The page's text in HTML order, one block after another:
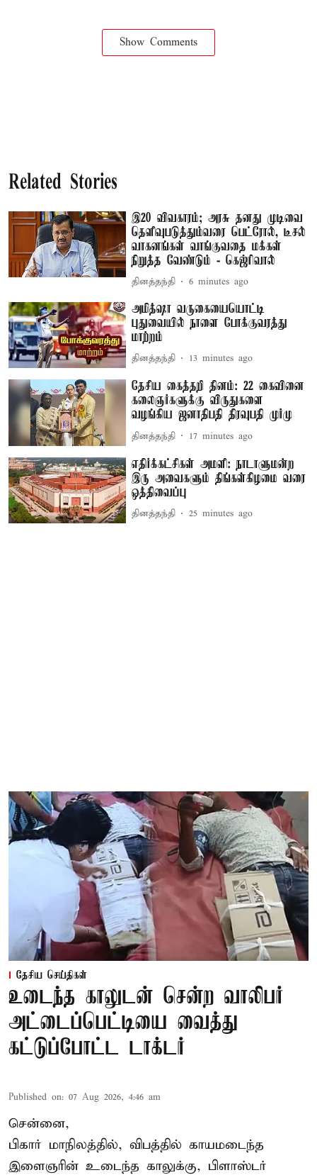
Show Comments
Related Stories
இ20 விவகாரம்; அரசு தனது முடிவை
தெளிவுபடுத்தும்வரை பெட்ரோல், டீசல்
வாகனங்கள் வாங்குவதை மக்கள்
நிறுத்த வேண்டும் - கெஜ்ரிவால்
தினத்தந்தி 6 minutes ago
அமித்ஷா வருகையையொட்டி
புதுவையில் நாளை போக்குவரத்து
மாற்றம்
தினத்தந்தி 13 minutes ago
தேசிய கைத்தறி தினம்: 22 கைவினை
கலைஞர்களுக்கு விருதுகளை
வழங்கிய ஜனாதிபதி திரவுபதி முர்மு
தினத்தந்தி 17 minutes ago
எதிர்க்கட்சிகள் அமளி: நாடாளுமன்ற
இரு அவைகளும் திங்கள்கிழமை வரை
ஒத்திவைப்பு
தினத்தந்தி 25 minutes ago
தேசிய செய்திகள்
உடைந்த காலுடன் சென்ற வாலிபர்
அட்டைப்பெட்டியை வைத்து
கட்டுப்போட்ட டாக்டர்
Published on: 07 Aug 2026, 4:46 am
சென்னை,
பிகார் மாநிலத்தில், விபத்தில் காயமடைந்த
இளைஞரின் உடைந்த காலுக்கு, பிளாஸ்டர்